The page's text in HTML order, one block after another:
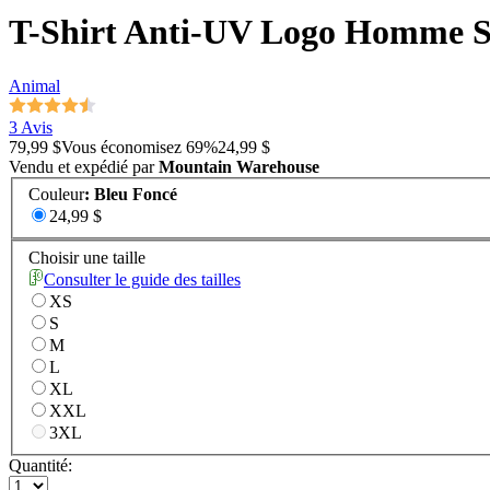
T-Shirt Anti-UV Logo Homme
Animal
3 Avis
79,99 $Vous économisez 69%24,99 $
Vendu et expédié parMountain Warehouse
Couleur: Bleu Foncé
24,99 $
Choisir une taille
Consulter le guide des tailles
XS
S
M
L
XL
XXL
3XL
Quantité: